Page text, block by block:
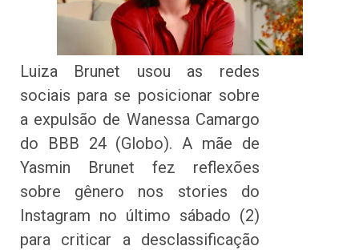
Luiza Brunet usou as redes
sociais para se posicionar sobre
a expulsão de Wanessa Camargo
do BBB 24 (Globo). A mãe de
Yasmin Brunet fez reflexões
sobre gênero nos stories do
Instagram no último sábado (2)
para criticar a desclassificação